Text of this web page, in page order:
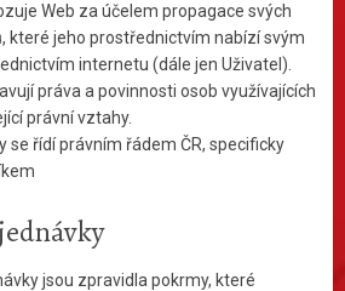
Web za účelem propagace svých
které jeho prostřednictvím nabízí svým
internetu (dále jen Uživatel).
práva a povinnosti osob využívajících
právní vztahy.
se řídí právním řádem ČR, specificky
jsou zpravidla pokrmy, které